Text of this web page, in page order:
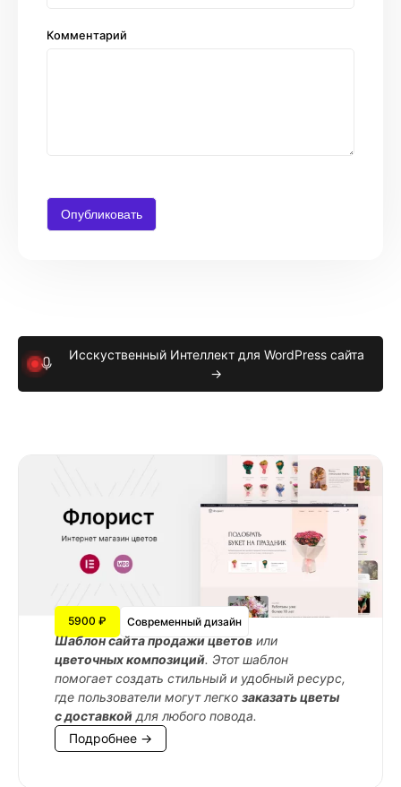
Комментарий
Исскуственный Интеллект для WordPress сайта
→
5900 ₽ Современный дизайн
Шаблон сайта продажи цветов или
цветочных композиций. Этот шаблон
помогает создать стильный и удобный ресурс,
где пользователи могут легко заказать цветы
с доставкой для любого повода.
Подробнее →